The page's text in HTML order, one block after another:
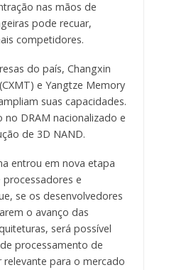
nas mãos de
pode recuar,
competidores.
do país, Changxin
e Yangtze Memory
suas capacidades.
no DRAM nacionalizado e
de 3D NAND.
entrou em nova etapa
e
se os desenvolvedores
o avanço das
será possível
processamento de
para o mercado